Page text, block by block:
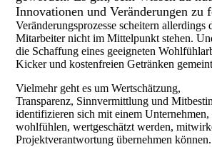
Innovationen und Veränderungen zu
Veränderungsprozesse scheitern allerdings
Mitarbeiter nicht im Mittelpunkt stehen.
die Schaffung eines geeigneten
Kicker und kostenfreien Getränken
Vielmehr geht es um Wertschätzung,
Transparenz, Sinnvermittlung und
identifizieren sich mit einem Unternehmen,
wohlfühlen, wertgeschätzt werden,
Projektverantwortung übernehmen können.